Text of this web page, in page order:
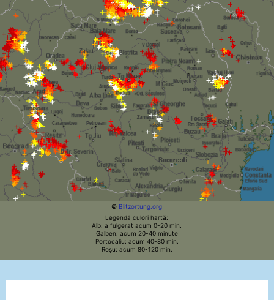
© Blitzortung.org
Legendă culori hartă:
Alb: a fulgerat acum 0-20 min.
Galben: acum 20-40 minute
Portocaliu: acum 40-80 min.
Roșu: acum 80-120 min.